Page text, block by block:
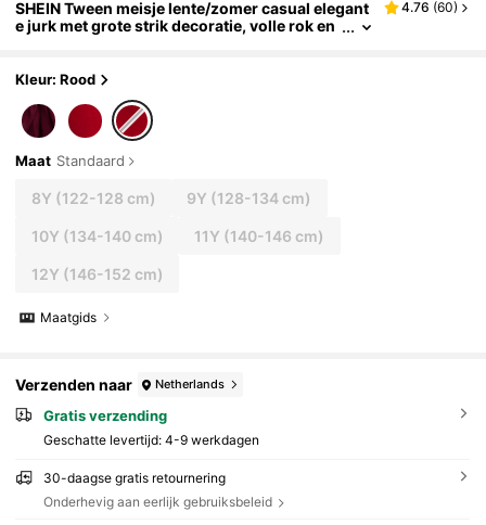
SHEIN Tween meisje lente/zomer casual elegant
e jurk met grote strik decoratie, volle rok en
4.76 (60)
Kleur: Rood
Maat Standaard
8Y (122-128 cm) 9Y (128-134 cm)
10Y (134-140 cm) 11Y (140-146 cm)
12Y (146-152 cm)
Maatgids
Verzenden naar Netherlands
Gratis verzending
Geschatte levertijd: 4-9 werkdagen
30-daagse gratis retournering
Onderhevig aan eerlijk gebruiksbeleid